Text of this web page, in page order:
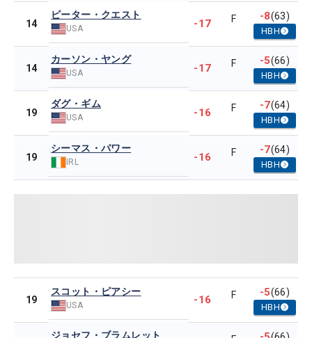
14
ピーター・クエスト
USA -17 F -8(63)
HBH
14
カーソン・ヤング
USA -17 F -5(66)
HBH
19
ダグ・ギム
USA -16 F -7(64)
HBH
19
シーマス・パワー
IRL -16 F -7(64)
HBH
19
スコット・ピアシー
USA -16 F -5(66)
HBH
ジョセフ・ブラムレット